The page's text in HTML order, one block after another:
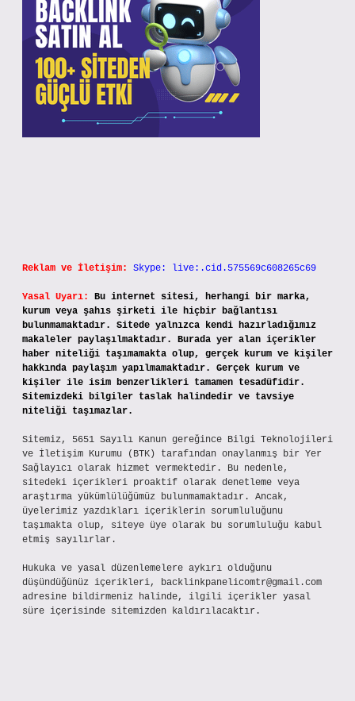
Reklam ve İletişim: Skype: live:.cid.575569c608265c69
Yasal Uyarı:
Bu internet sitesi, herhangi bir marka,
kurum veya şahıs şirketi ile hiçbir bağlantısı
bulunmamaktadır. Sitede yalnızca kendi hazırladığımız
makaleler paylaşılmaktadır. Burada yer alan içerikler
haber niteliği taşımamakta olup, gerçek kurum ve kişiler
hakkında paylaşım yapılmamaktadır. Gerçek kurum ve
kişiler ile isim benzerlikleri tamamen tesadüfidir.
Sitemizdeki bilgiler taslak halindedir ve tavsiye
niteliği taşımazlar.
Sitemiz, 5651 Sayılı Kanun gereğince Bilgi Teknolojileri
ve İletişim Kurumu (BTK) tarafından onaylanmış bir Yer
Sağlayıcı olarak hizmet vermektedir. Bu nedenle,
sitedeki içerikleri proaktif olarak denetleme veya
araştırma yükümlülüğümüz bulunmamaktadır. Ancak,
üyelerimiz yazdıkları içeriklerin sorumluluğunu
taşımakta olup, siteye üye olarak bu sorumluluğu kabul
etmiş sayılırlar.
Hukuka ve yasal düzenlemelere aykırı olduğunu
düşündüğünüz içerikleri, backlinkpanelicomtr@gmail.com
adresine bildirmeniz halinde, ilgili içerikler yasal
süre içerisinde sitemizden kaldırılacaktır.